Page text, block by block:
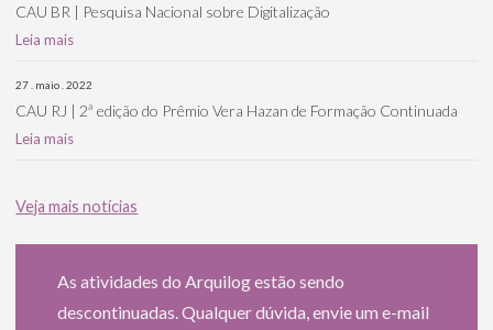
CAU BR | Pesquisa Nacional sobre Digitalização
Leia mais
27 . maio . 2022
CAU RJ | 2ª edição do Prêmio Vera Hazan de Formação Continuada
Leia mais
Veja mais notícias
As atividades do Arquilog estão sendo
descontinuadas. Qualquer dúvida, envie um e-mail